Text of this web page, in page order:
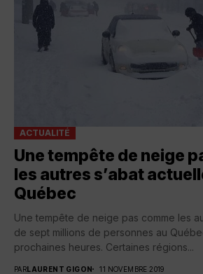
ACTUALITÉ
Une tempête de neige
les autres s’abat
Québec
Une tempête de neige pas comme les
de sept millions de personnes au
prochaines heures. Certaines régions...
PARLAURENT GIGON 11 NOVEMBRE 2019